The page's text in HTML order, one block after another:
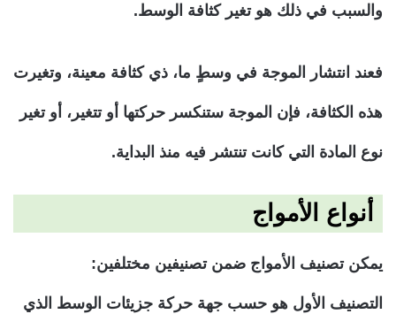
والسبب في ذلك هو تغير كثافة الوسط.
فعند انتشار الموجة في وسطٍ ما، ذي كثافة معينة، وتغيرت
هذه الكثافة، فإن الموجة ستنكسر حركتها أو تتغير، أو تغير
نوع المادة التي كانت تنتشر فيه منذ البداية.
أنواع الأمواج
يمكن تصنيف الأمواج ضمن تصنيفين مختلفين:
التصنيف الأول هو حسب جهة حركة جزيئات الوسط الذي